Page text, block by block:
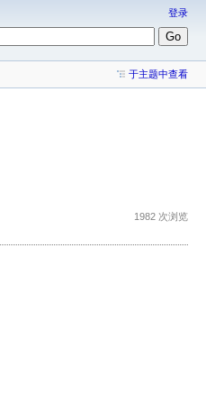
登录
于主题中查看
1982 次浏览